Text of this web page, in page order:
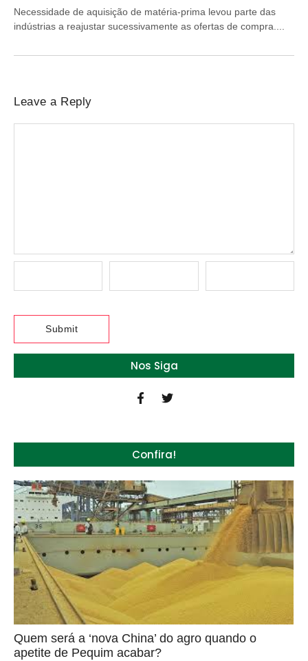
Necessidade de aquisição de matéria-prima levou parte das
indústrias a reajustar sucessivamente as ofertas de compra....
Leave a Reply
Nos Siga
Confira!
Quem será a ‘nova China’ do agro quando o
apetite de Pequim acabar?